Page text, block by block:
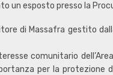
un esposto presso la
di Massafra gestito
comunitario
per la protezione